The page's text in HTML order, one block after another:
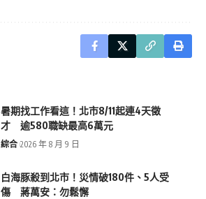
暑期找工作看這！北市8/11起連4天徵
才 逾580職缺最高6萬元
綜合 2026 年 8 月 9 日
白海豚殺到北市！災情破180件、5人受
傷 蔣萬安：勿鬆懈